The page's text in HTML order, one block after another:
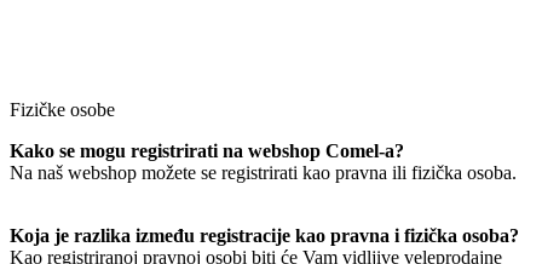
Fizičke osobe
Kako se mogu registrirati na webshop Comel-a?
Na naš webshop možete se registrirati kao pravna ili fizička osoba.
Koja je razlika između registracije kao pravna i fizička osoba?
Kao registriranoj pravnoj osobi biti će Vam vidljive veleprodajne